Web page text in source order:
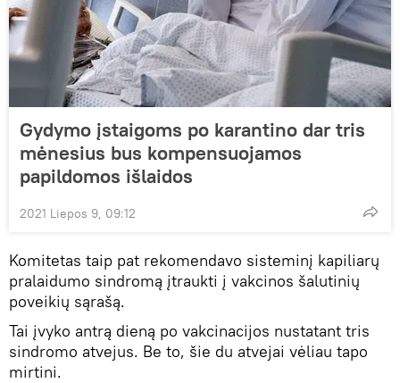
Gydymo įstaigoms po karantino dar tris
mėnesius bus kompensuojamos
papildomos išlaidos
2021 Liepos 9, 09:12
Komitetas taip pat rekomendavo sisteminį kapiliarų
pralaidumo sindromą įtraukti į vakcinos šalutinių
poveikių sąrašą.
Tai įvyko antrą dieną po vakcinacijos nustatant tris
sindromo atvejus. Be to, šie du atvejai vėliau tapo
mirtini.